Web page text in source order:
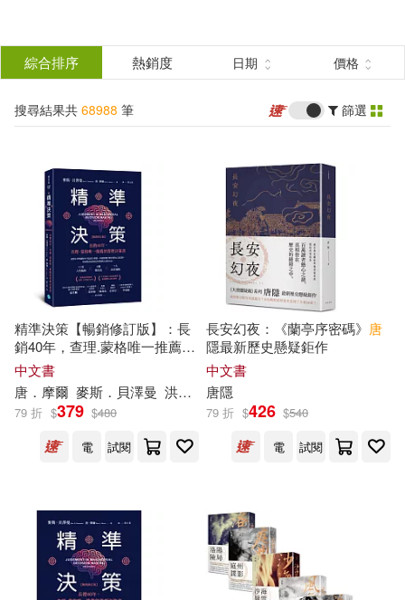
結
分類 (單選)
所有商品(68988)
圖書(39876) 影音(7154)
雜誌(891)
美妝(1355)
家居生活(4244) 美食(457)
3C(1065) 家電(913)
保健(1039) 設計文具(736)
無印良品(36) 星巴克(9)
日用清潔(68) 休閒生活(933)
作者 (可複選)
徐志摩(227)
（英）柯南·道爾(178)
唐 不空譯(171) 厲河(162)
（印）泰戈爾(151)
唐文儒（主編）(147)
展開
出版社 (可複選)
CBETA 財團法人佛教電子佛典基金
綜合排序 熱銷度 日期 價格
搜尋結果共 68988 筆 篩選
精準決策【暢銷修訂版】：長
銷40年，查理.蒙格唯一推薦的
管理決策書
中文書
唐 ． 摩爾 麥斯．貝澤曼 洪士美
79 折 $379 $480
電
試閱
長安幻夜：《蘭亭序密碼》 唐
隱最新歷史懸疑鉅作
中文書
唐隱
79 折 $426 $540
電
試閱